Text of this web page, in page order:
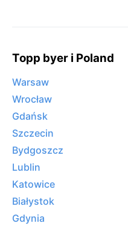
Topp byer i Poland
Warsaw
Wrocław
Gdańsk
Szczecin
Bydgoszcz
Lublin
Katowice
Białystok
Gdynia